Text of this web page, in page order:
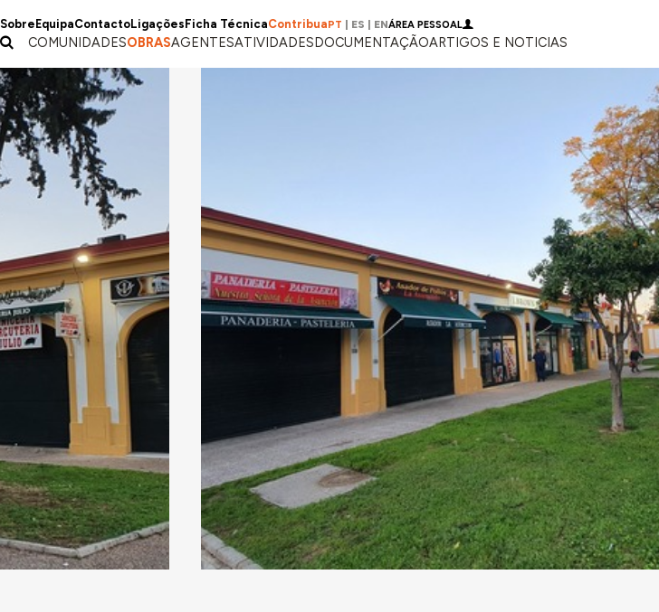
Sobre EquipaContactoLigações Ficha TécnicaContribuaPT ES ENÁREA PESSOAL
COMUNIDADESOBRASAGENTESATIVIDADESDOCUMENTAÇÃOARTIGOS E NOTICIAS